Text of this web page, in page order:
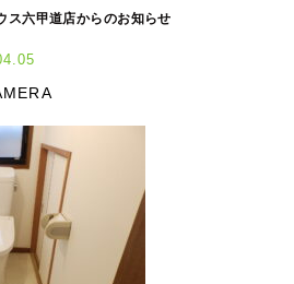
ス六甲道店からのお知らせ